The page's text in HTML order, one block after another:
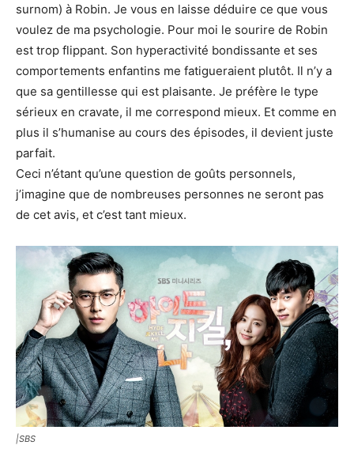
surnom) à Robin. Je vous en laisse déduire ce que vous
voulez de ma psychologie. Pour moi le sourire de Robin
est trop flippant. Son hyperactivité bondissante et ses
comportements enfantins me fatigueraient plutôt. Il n’y a
que sa gentillesse qui est plaisante. Je préfère le type
sérieux en cravate, il me correspond mieux. Et comme en
plus il s’humanise au cours des épisodes, il devient juste
parfait.
Ceci n’étant qu’une question de goûts personnels,
j’imagine que de nombreuses personnes ne seront pas
de cet avis, et c’est tant mieux.
|SBS